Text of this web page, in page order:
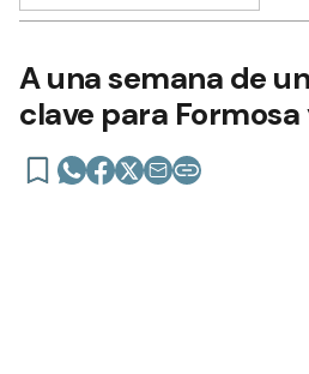
A una semana de
clave para Formosa